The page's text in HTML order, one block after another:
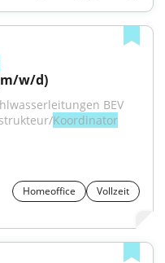
w/d)
BEV
Koordinator
Homeoffice
Vollzeit